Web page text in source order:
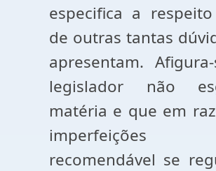
especifica a
de outras tantas
apresentam.
legislador não
matéria e que em
recomendável se